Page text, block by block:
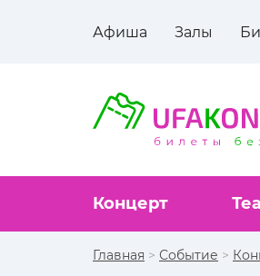
Афиша Залы
Концерт
Главная > Событие >